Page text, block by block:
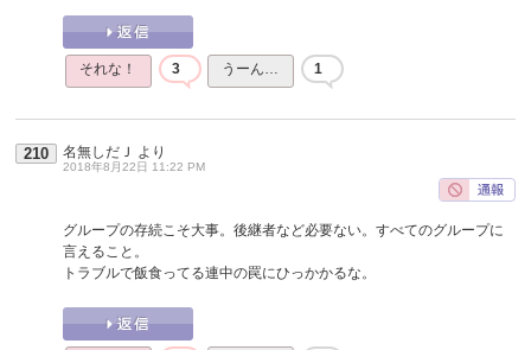
それな！ 3 うーん… 1
210 名無しだＪ より
2018年8月22日 11:22 PM
グループの存続こそ大事。後継者など必要ない。すべてのグループに
言えること。
トラブルで飯食ってる連中の罠にひっかかるな。